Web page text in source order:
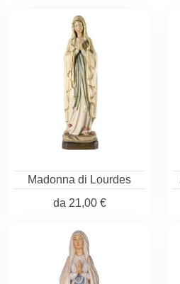
Madonna di Lourdes
da 21,00 €